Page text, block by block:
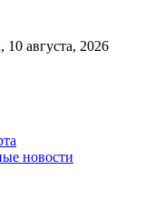
августа, 2026
новости